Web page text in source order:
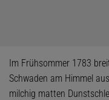
Im Frühsommer 1783
Schwaden am Himmel
milchig matten